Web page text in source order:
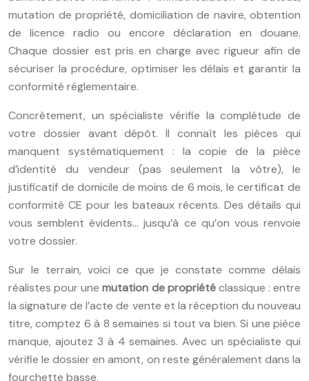
mutation de propriété, domiciliation de navire, obtention
de licence radio ou encore déclaration en douane.
Chaque dossier est pris en charge avec rigueur afin de
sécuriser la procédure, optimiser les délais et garantir la
conformité réglementaire.
Concrètement, un spécialiste vérifie la complétude de
votre dossier avant dépôt. Il connaît les pièces qui
manquent systématiquement : la copie de la pièce
d’identité du vendeur (pas seulement la vôtre), le
justificatif de domicile de moins de 6 mois, le certificat de
conformité CE pour les bateaux récents. Des détails qui
vous semblent évidents… jusqu’à ce qu’on vous renvoie
votre dossier.
Sur le terrain, voici ce que je constate comme délais
réalistes pour unemutation de propriétéclassique : entre
la signature de l’acte de vente et la réception du nouveau
titre, comptez 6 à 8 semaines si tout va bien. Si une pièce
manque, ajoutez 3 à 4 semaines. Avec un spécialiste qui
vérifie le dossier en amont, on reste généralement dans la
fourchette basse.